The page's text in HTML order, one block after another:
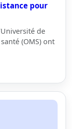
pour
de
(OMS) ont